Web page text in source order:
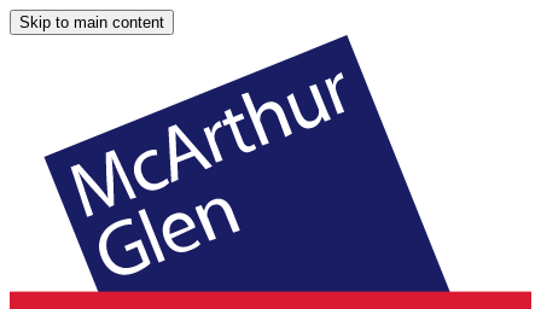
Skip to main content